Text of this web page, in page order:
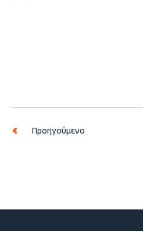
Προηγούμενο